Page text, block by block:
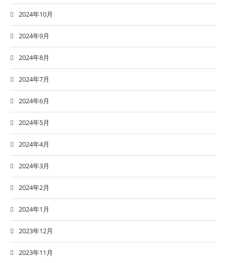
2024年10月
2024年9月
2024年8月
2024年7月
2024年6月
2024年5月
2024年4月
2024年3月
2024年2月
2024年1月
2023年12月
2023年11月